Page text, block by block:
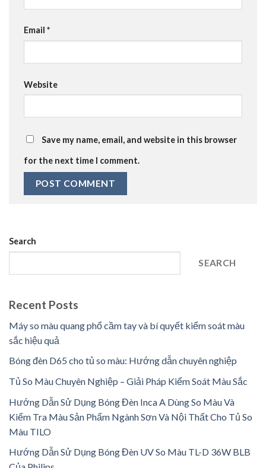
Email *
Website
Save my name, email, and website in this browser
for the next time I comment.
Search
SEARCH
Recent Posts
Máy so màu quang phổ cầm tay và bí quyết kiểm soát màu
sắc hiệu quả
Bóng đèn D65 cho tủ so màu: Hướng dẫn chuyên nghiệp
Tủ So Màu Chuyên Nghiệp – Giải Pháp Kiểm Soát Màu Sắc
Hướng Dẫn Sử Dụng Bóng Đèn Inca A Dùng So Màu Và
Kiểm Tra Màu Sản Phẩm Ngành Sơn Và Nội Thất Cho Tủ So
Màu TILO
Hướng Dẫn Sử Dụng Bóng Đèn UV So Màu TL-D 36W BLB